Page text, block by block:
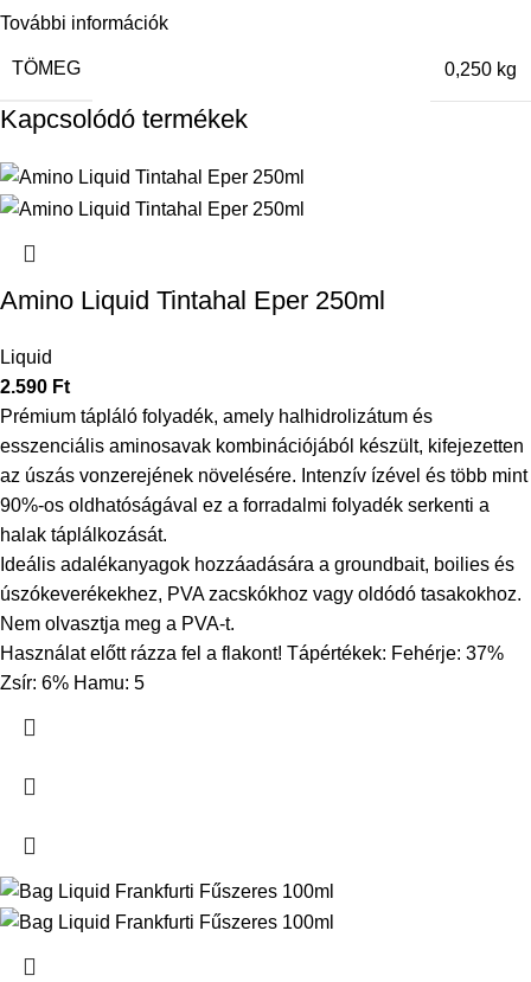
További információk
TÖMEG 0,250 kg
Kapcsolódó termékek
Amino Liquid Tintahal Eper 250ml
Liquid
2.590 Ft
Prémium tápláló folyadék, amely halhidrolizátum és
esszenciális aminosavak kombinációjából készült, kifejezetten
az úszás vonzerejének növelésére. Intenzív ízével és több mint
90%-os oldhatóságával ez a forradalmi folyadék serkenti a
halak táplálkozását.
Ideális adalékanyagok hozzáadására a groundbait, boilies és
úszókeverékekhez, PVA zacskókhoz vagy oldódó tasakokhoz.
Nem olvasztja meg a PVA-t.
Használat előtt rázza fel a flakont! Tápértékek: Fehérje: 37%
Zsír: 6% Hamu: 5